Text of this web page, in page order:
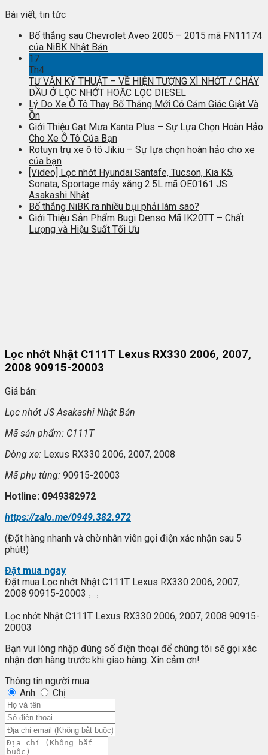
Bài viết, tin tức
Bố thắng sau Chevrolet Aveo 2005 – 2015 mã FN11174
của NiBK Nhật Bản
17
Th4
TƯ VẤN KỸ THUẬT – VỀ HIỆN TƯỢNG XÌ NHỚT / CHẢY
DẦU Ở LỌC NHỚT HOẶC LỌC DIESEL
Lý Do Xe Ô Tô Thay Bố Thắng Mới Có Cảm Giác Giật Và
Ồn
Giới Thiệu Gạt Mưa Kanta Plus – Sự Lựa Chọn Hoàn Hảo
Cho Xe Ô Tô Của Bạn
Rotuyn trụ xe ô tô Jikiu – Sự lựa chọn hoàn hảo cho xe
của bạn
[Video] Lọc nhớt Hyundai Santafe, Tucson, Kia K5,
Sonata, Sportage máy xăng 2.5L mã OE0161 JS
Asakashi Nhật
Bố thắng NiBK ra nhiều bụi phải làm sao?
Giới Thiệu Sản Phẩm Bugi Denso Mã IK20TT – Chất
Lượng và Hiệu Suất Tối Ưu
Lọc nhớt Nhật C111T Lexus RX330 2006, 2007,
2008 90915-20003
Giá bán:
Lọc nhớt JS Asakashi Nhật Bản
Mã sản phẩm: C111T
Dòng xe: Lexus RX330 2006, 2007, 2008
Mã phụ tùng: 90915-20003
Hotline: 0949382972
https://zalo.me/0949.382.972
(Đặt hàng nhanh và chờ nhân viên gọi điện xác nhận sau 5
phút!)
Đặt mua ngay
Đặt mua Lọc nhớt Nhật C111T Lexus RX330 2006, 2007,
2008 90915-20003
Lọc nhớt Nhật C111T Lexus RX330 2006, 2007, 2008 90915-
20003
Bạn vui lòng nhập đúng số điện thoại để chúng tôi sẽ gọi xác
nhận đơn hàng trước khi giao hàng. Xin cảm ơn!
Thông tin người mua
Anh
Chị